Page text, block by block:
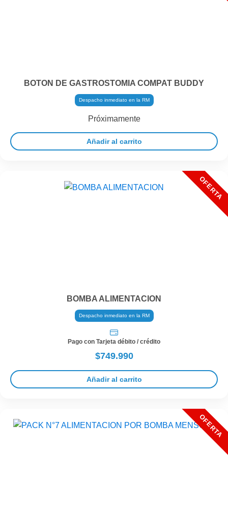
BOTON DE GASTROSTOMIA COMPAT BUDDY
Despacho inmediato en la RM
Próximamente
Añadir al carrito
BOMBA ALIMENTACION
Despacho inmediato en la RM
Pago con Tarjeta débito / crédito
$749.990
Añadir al carrito